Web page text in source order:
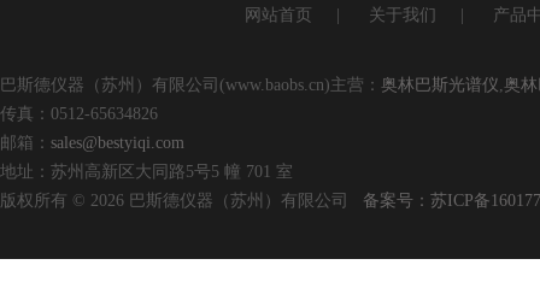
网站首页 关于我们 产品
巴斯德仪器（苏州）有限公司(www.baobs.cn)主营： 奥林巴斯光谱仪,奥
传真：0512-65634826
邮箱： sales@bestyiqi.com
地址：苏州高新区大同路5号5 幢 701 室
版权所有 © 2026 巴斯德仪器（苏州）有限公司 备案号：苏ICP备